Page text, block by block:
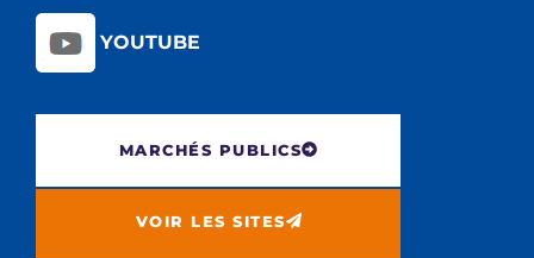
YOUTUBE
MARCHÉS PUBLICS
VOIR LES SITES